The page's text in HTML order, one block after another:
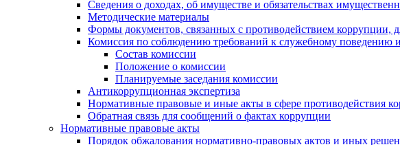
Сведения о доходах, об имуществе и обязательствах
Методические материалы
Формы документов, связанных с противодействием коррупции,
Комиссия по соблюдению требований к служебному поведению
Состав комиссии
Положение о комиссии
Планируемые заседания комиссии
Антикоррупционная экспертиза
Нормативные правовые и иные акты в сфере противодействия
Обратная связь для сообщений о фактах коррупции
Нормативные правовые акты
Порядок обжалования нормативно-правовых актов и иных